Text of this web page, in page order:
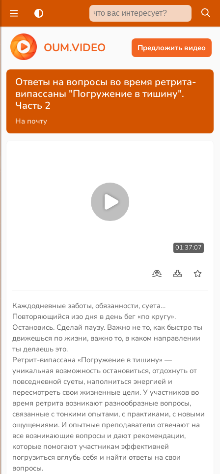
OUM.VIDEO Предложить видео
Ответы на вопросы во время ретрита-
випассаны "Погружение в тишину".
Часть 2
На почту
01:37:07
Каждодневные заботы, обязанности, суета…
Повторяющийся изо дня в день бег «по кругу».
Остановись. Сделай паузу. Важно не то, как быстро ты
движешься по жизни, важно то, в каком направлении
ты делаешь это.
Ретрит-випассана «Погружение в тишину» —
уникальная возможность остановиться, отдохнуть от
повседневной суеты, наполниться энергией и
пересмотреть свои жизненные цели. У участников во
время ретрита возникают разнообразные вопросы,
связанные с тонкими опытами, с практиками, с новыми
ощущениями. И опытные преподаватели отвечают на
все возникающие вопросы и дают рекомендации,
которые помогают участникам эффективней
погрузиться вглубь себя и найти ответы на свои
вопросы.